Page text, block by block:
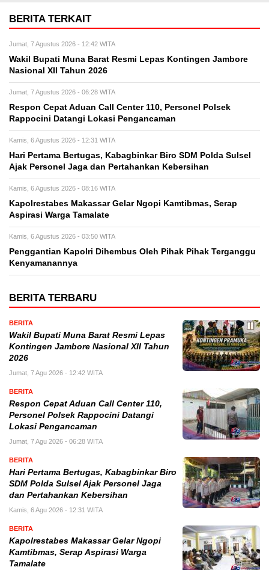
BERITA TERKAIT
Jumat, 7 Agustus 2026 - 12:42 WITA
Wakil Bupati Muna Barat Resmi Lepas Kontingen Jambore
Nasional XII Tahun 2026
Jumat, 7 Agustus 2026 - 06:28 WITA
Respon Cepat Aduan Call Center 110, Personel Polsek
Rappocini Datangi Lokasi Pengancaman
Kamis, 6 Agustus 2026 - 12:31 WITA
Hari Pertama Bertugas, Kabagbinkar Biro SDM Polda Sulsel
Ajak Personel Jaga dan Pertahankan Kebersihan
Kamis, 6 Agustus 2026 - 08:16 WITA
Kapolrestabes Makassar Gelar Ngopi Kamtibmas, Serap
Aspirasi Warga Tamalate
Kamis, 6 Agustus 2026 - 03:50 WITA
Penggantian Kapolri Dihembus Oleh Pihak Pihak Terganggu
Kenyamanannya
BERITA TERBARU
BERITA
Wakil Bupati Muna Barat Resmi Lepas
Kontingen Jambore Nasional XII Tahun
2026
Jumat, 7 Agu 2026 - 12:42 WITA
BERITA
Respon Cepat Aduan Call Center 110,
Personel Polsek Rappocini Datangi
Lokasi Pengancaman
Jumat, 7 Agu 2026 - 06:28 WITA
BERITA
Hari Pertama Bertugas, Kabagbinkar Biro
SDM Polda Sulsel Ajak Personel Jaga
dan Pertahankan Kebersihan
Kamis, 6 Agu 2026 - 12:31 WITA
BERITA
Kapolrestabes Makassar Gelar Ngopi
Kamtibmas, Serap Aspirasi Warga
Tamalate